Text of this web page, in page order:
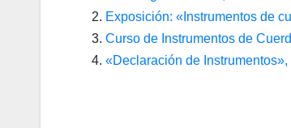
Exposición: «Instrumentos de
Curso de Instrumentos de
«Declaración de